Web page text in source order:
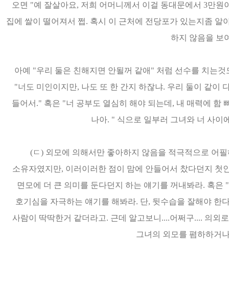
오면 "예 잘살아요, 저희 어머니께서 이걸 동대문에서 3만
집에 쌀이 떨어져서 쩝. 혹시 이 근처에 전당포가 있는지좀
하지 않음을 보
아예 "우리 둘은 친해지면 안될꺼 같애" 처럼 선수를 치는
"너도 미인이지만, 나도 또 한 간지 하잖냐. 우리 둘이 같이
들어서." 혹은 "너 공부도 열심히 해야 되는데, 내 매력에 함
나아. " 식으로 일부러 그녀와 너 사이
(ㄷ) 외모에 의해서만 좋아하지 않음을 적극적으로 어
소유자였지만, 이러이러한 점이 맘에 안들어서 찼다던지
면모에 더 큰 의미를 둔다던지 하는 얘기를 꺼내봐라. 혹
호기심을 자극하는 얘기를 해봐라. 단, 뒷수습을 잘해야 한
사람이 딱딱한거 같더라고. 근데 알고보니....어쩌구.... 의외
그녀의 외모를 폄하하거